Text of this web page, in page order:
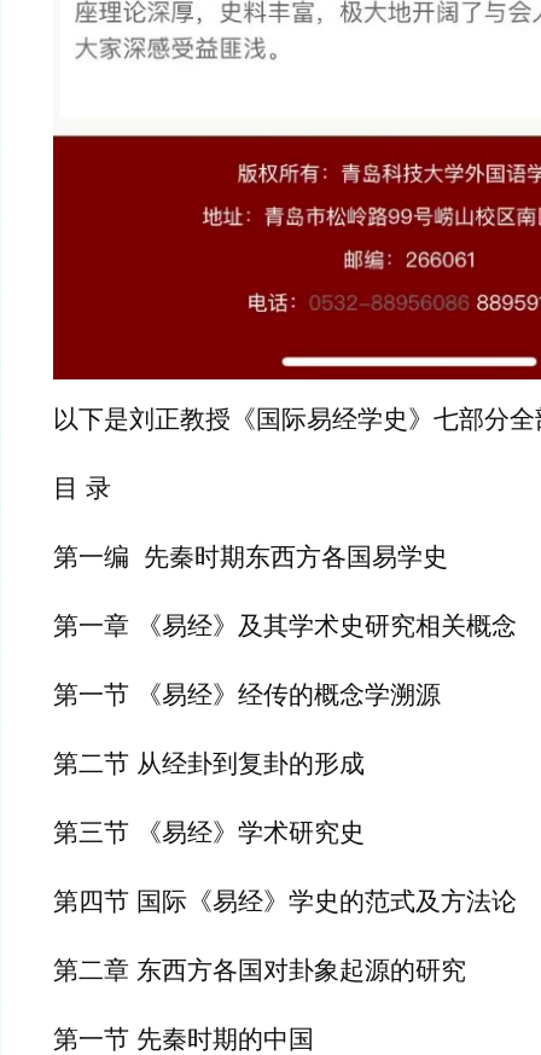
以下是刘正教授《国际易经学史》七部分
目 录
第一编  先秦时期东西方各国易学史
第一章 《易经》及其学术史研究相关概念
第一节 《易经》经传的概念学溯源
第二节 从经卦到复卦的形成
第三节 《易经》学术研究史
第四节 国际《易经》学史的范式及方法论
第二章 东西方各国对卦象起源的研究
第一节 先秦时期的中国